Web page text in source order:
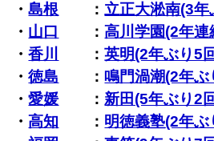
・島根 ：立正大淞南(3年
・ 山口 ：高川学園(2年連
・香川 ：英明(2年ぶり5
・徳島 ：鳴門渦潮(2年ぶ
・愛媛 ：新田(5年ぶり2
・高知 ： 明徳義塾(2年ぶ